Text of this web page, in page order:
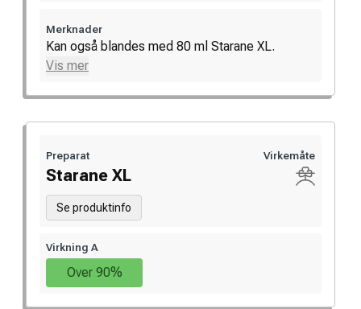
Merknader
Kan også blandes med 80 ml Starane XL.
Vis mer
Preparat
Starane XL
Se produktinfo
Virkemåte
Virkning A
Over 90%